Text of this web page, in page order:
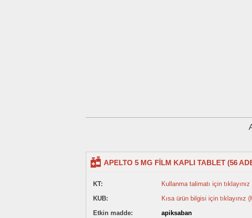
APELTO 5 MG FİLM KAPLI TABLET (56
KT:
Kullanma talimatı için
KUB:
Kısa ürün bilgisi için tıklayınız
Etkin madde:
apiksaban